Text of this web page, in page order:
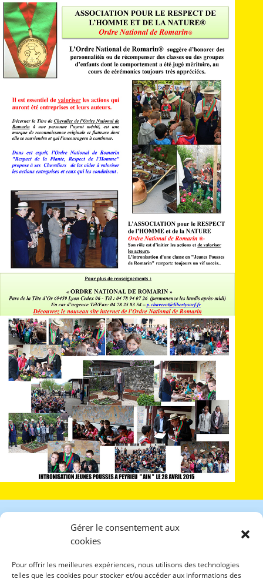
Gérer le consentement aux
cookies
Pour offrir les meilleures expériences, nous utilisons des technologies
telles que les cookies pour stocker et/ou accéder aux informations des
Ordre National de Romarin
Association pour